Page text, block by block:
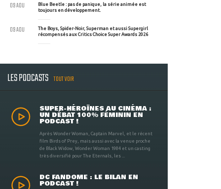
Blue Beetle : pas de panique, la série animée est
toujours en développement.
09 AOU
The Boys, Spider-Noir, Superman et aussi Supergirl
récompensés aux Critics Choice Super Awards 2026
09 AOU
LES PODCASTS TOUT VOIR
SUPER-HÉROÏNES AU CINÉMA :
UN DÉBAT 100% FÉMININ EN
PODCAST !
Après Wonder Woman, Captain Marvel, et le récent
film Birds of Prey, mais aussi avec la venue proche
de Black Widow, Wonder Woman 1984 et un casting
très diversifié pour The Eternals, les ...
DC FANDOME : LE BILAN EN
PODCAST !